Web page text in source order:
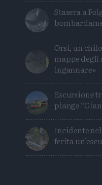
Stasera a Folgaria il docufilm sul
Orsi, un
mappe degli
ingannare»
Escursione
piange
Incidente
ferita